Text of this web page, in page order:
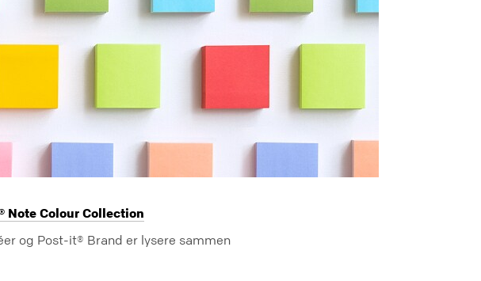
Note Colour Collection
og Post-it® Brand er lysere sammen